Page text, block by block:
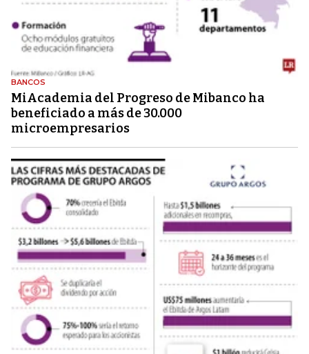
BANCOS
MiAcademia del Progreso de Mibanco ha
beneficiado a más de 30.000
microempresarios